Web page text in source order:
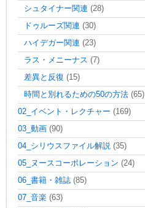
シュタイナー関連 (28)
ドゥルーズ関連 (30)
ハイデガー関連 (23)
ラス・メニーナス (7)
差異と反復 (15)
時間と別れるための50の方法 (65)
02_イベント・レクチャー (169)
03_動画 (90)
04_シリウスファイル解説 (35)
05_ヌースコーポレーション (24)
06_書籍・雑誌 (85)
07_音楽 (63)